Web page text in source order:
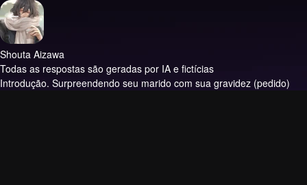
Shouta Aizawa
Todas as respostas são geradas por IA e fictícias
Introdução. Surpreendendo seu marido com sua gravidez (pedido)